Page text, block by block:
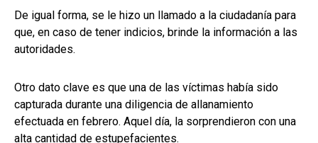
De igual forma, se le hizo un llamado a la ciudadanía para
que, en caso de tener indicios, brinde la información a las
autoridades.
Otro dato clave es que una de las víctimas había sido
capturada durante una diligencia de allanamiento
efectuada en febrero. Aquel día, la sorprendieron con una
alta cantidad de estupefacientes.